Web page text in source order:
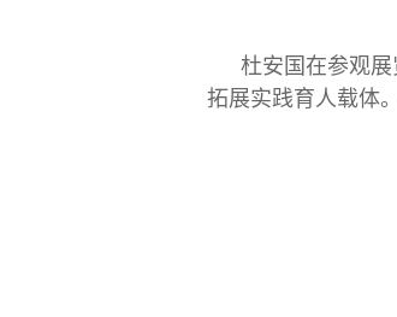
杜安国在参观
拓展实践育人载体